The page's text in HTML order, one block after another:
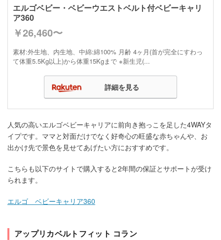
エルゴベビー・ベビーウエストベルト付ベビーキャリ
ア360
￥26,460〜
素材:外生地、内生地、中綿:綿100% 月齢 4ヶ月(首が完全にすわっ
て体重5.5Kg以上)から体重15Kgまで ※新生児(...
詳細を見る
人気の高いエルゴベビーキャリアに前向き抱っこを足した4WAYタ
イプです。ママと対面だけでなく好奇心の旺盛な赤ちゃんや、お
出かけ先で景色を見せてあげたい方におすすめです。
こちらも以下のサイトで購入すると2年間の保証とサポートが受け
られます。
エルゴ ベビーキャリア360
アップリカベルトフィット コラン